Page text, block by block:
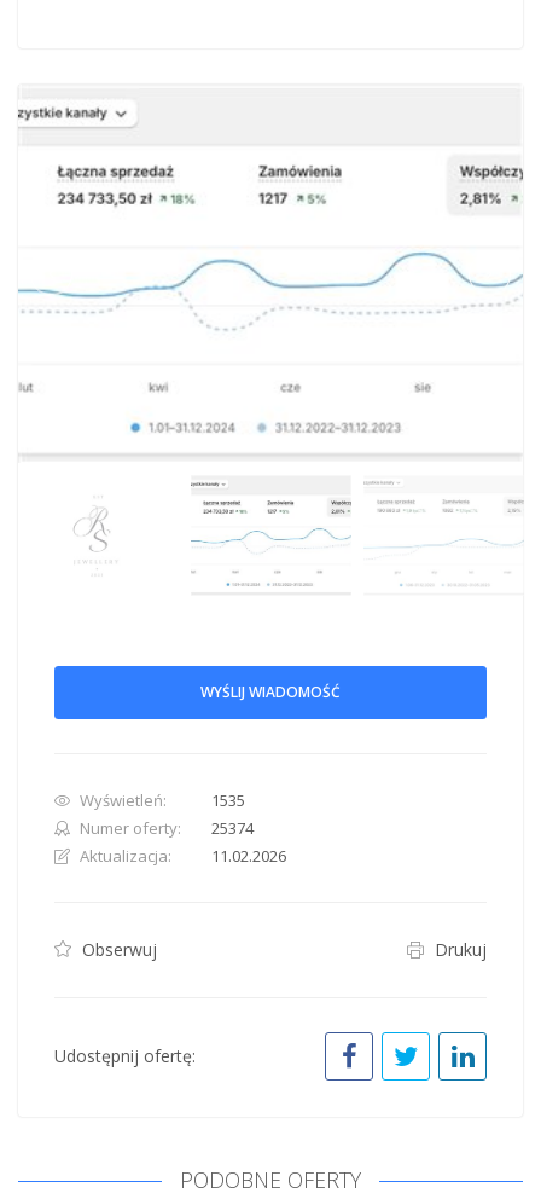
WYŚLIJ WIADOMOŚĆ
Wyświetleń:
1535
Numer oferty:
25374
Aktualizacja:
11.02.2026
Obserwuj Drukuj
Udostępnij ofertę:
PODOBNE OFERTY